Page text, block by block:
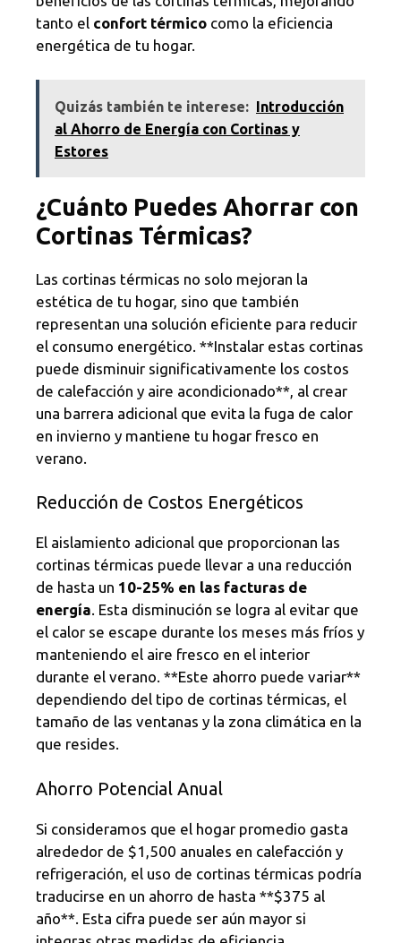
tanto el confort térmico como la eficiencia
energética de tu hogar.
Quizás también te interese: Introducción
al Ahorro de Energía con Cortinas y
Estores
¿Cuánto Puedes Ahorrar con
Cortinas Térmicas?
Las cortinas térmicas no solo mejoran la
estética de tu hogar, sino que también
representan una solución eficiente para reducir
el consumo energético. **Instalar estas cortinas
puede disminuir significativamente los costos
de calefacción y aire acondicionado**, al crear
una barrera adicional que evita la fuga de calor
en invierno y mantiene tu hogar fresco en
verano.
Reducción de Costos Energéticos
El aislamiento adicional que proporcionan las
cortinas térmicas puede llevar a una reducción
de hasta un 10-25% en las facturas de
energía. Esta disminución se logra al evitar que
el calor se escape durante los meses más fríos y
manteniendo el aire fresco en el interior
durante el verano. **Este ahorro puede variar**
dependiendo del tipo de cortinas térmicas, el
tamaño de las ventanas y la zona climática en la
que resides.
Ahorro Potencial Anual
Si consideramos que el hogar promedio gasta
alrededor de $1,500 anuales en calefacción y
refrigeración, el uso de cortinas térmicas podría
traducirse en un ahorro de hasta **$375 al
año**. Esta cifra puede ser aún mayor si